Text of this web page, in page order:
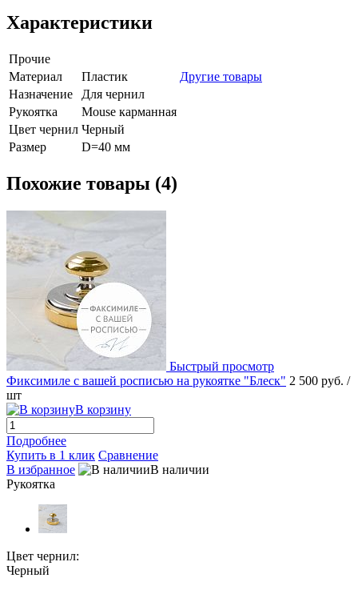
Характеристики
Прочие
Материал
Пластик
Другие товары
Назначение
Для чернил
Рукоятка
Mouse карманная
Цвет чернил Черный
Размер
D=40 мм
Похожие товары (4)
Быстрый просмотр
Фиксимиле с вашей росписью на рукоятке "Блеск" 2 500 руб. /
шт
В корзину
Подробнее
Купить в 1 клик Сравнение
В избранное
В наличии
Рукоятка
Цвет чернил:
Черный